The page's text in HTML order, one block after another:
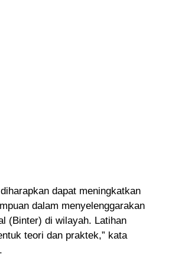
dapat meningkatkan
dalam menyelenggarakan
(Binter) di wilayah. Latihan
teori dan praktek,” kata